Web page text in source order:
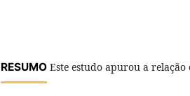
RESUMO Este estudo apurou a